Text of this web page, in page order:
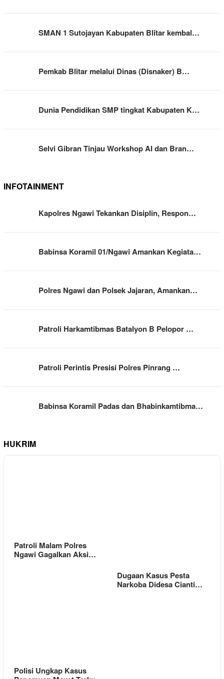
SMAN 1 Sutojayan Kabupaten Blitar kembal…
Pemkab Blitar melalui Dinas (Disnaker) B…
Dunia Pendidikan SMP tingkat Kabupaten K…
Selvi Gibran Tinjau Workshop AI dan Bran…
INFOTAINMENT
Kapolres Ngawi Tekankan Disiplin, Respon…
Babinsa Koramil 01/Ngawi Amankan Kegiata…
Polres Ngawi dan Polsek Jajaran, Amankan…
Patroli Harkamtibmas Batalyon B Pelopor …
Patroli Perintis Presisi Polres Pinrang …
Babinsa Koramil Padas dan Bhabinkamtibma…
HUKRIM
Patroli Malam Polres
Ngawi Gagalkan Aksi…
Dugaan Kasus Pesta
Narkoba Didesa Cianti…
Polisi Ungkap Kasus